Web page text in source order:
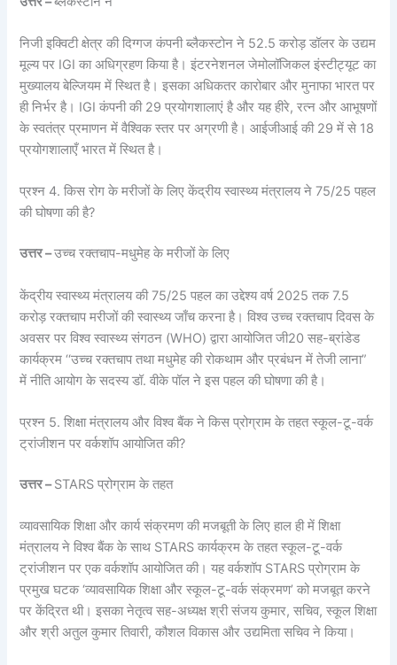
निजी इक्विटी क्षेत्र की दिग्गज कंपनी ब्लैकस्टोन ने 52.5 करोड़ डॉलर के उद्यम
मूल्य पर IGI का अधिग्रहण किया है। इंटरनेशनल जेमोलॉजिकल इंस्टीट्यूट का
मुख्यालय बेल्जियम में स्थित है। इसका अधिकतर कारोबार और मुनाफा भारत पर
ही निर्भर है। IGI कंपनी की 29 प्रयोगशालाएं है और यह हीरे, रत्न और आभूषणों
के स्वतंत्र प्रमाणन में वैश्विक स्तर पर अग्रणी है। आईजीआई की 29 में से 18
प्रयोगशालाएँ भारत में स्थित है।
प्रश्न 4. किस रोग के मरीजों के लिए केंद्रीय स्वास्थ्य मंत्रालय ने 75/25 पहल
की घोषणा की है?
उत्तर –उच्च रक्तचाप-मधुमेह के मरीजों के लिए
केंद्रीय स्वास्थ्य मंत्रालय की 75/25 पहल का उद्देश्य वर्ष 2025 तक 7.5
करोड़ रक्तचाप मरीजों की स्वास्थ्य जाँच करना है। विश्व उच्च रक्तचाप दिवस के
अवसर पर विश्व स्वास्थ्य संगठन (WHO) द्वारा आयोजित जी20 सह-ब्रांडेड
कार्यक्रम ‘‘उच्च रक्तचाप तथा मधुमेह की रोकथाम और प्रबंधन में तेजी लाना”
में नीति आयोग के सदस्य डॉ. वीके पॉल ने इस पहल की घोषणा की है।
प्रश्न 5. शिक्षा मंत्रालय और विश्व बैंक ने किस प्रोग्राम के तहत स्कूल-टू-वर्क
ट्रांजीशन पर वर्कशॉप आयोजित की?
उत्तर –STARS प्रोग्राम के तहत
व्यावसायिक शिक्षा और कार्य संक्रमण की मजबूती के लिए हाल ही में शिक्षा
मंत्रालय ने विश्व बैंक के साथ STARS कार्यक्रम के तहत स्कूल-टू-वर्क
ट्रांजीशन पर एक वर्कशॉप आयोजित की। यह वर्कशॉप STARS प्रोग्राम के
प्रमुख घटक ‘व्यावसायिक शिक्षा और स्कूल-टू-वर्क संक्रमण’ को मजबूत करने
पर केंद्रित थी। इसका नेतृत्व सह-अध्यक्ष श्री संजय कुमार, सचिव, स्कूल शिक्षा
और श्री अतुल कुमार तिवारी, कौशल विकास और उद्यमिता सचिव ने किया।